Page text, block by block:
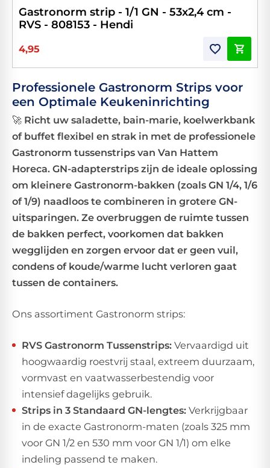
Gastronorm strip - 1/1 GN - 53x2,4 cm -
RVS - 808153 - Hendi
4,95
Professionele Gastronorm Strips voor
een Optimale Keukeninrichting
🚀 Richt uw saladette, bain-marie, koelwerkbank
of buffet flexibel en strak in met de professionele
Gastronorm tussenstrips van Van Hattem
Horeca. GN-adapterstrips zijn de ideale oplossing
om kleinere Gastronorm-bakken (zoals GN 1/4, 1/6
of 1/9) naadloos te combineren in grotere GN-
uitsparingen. Ze overbruggen de ruimte tussen
de bakken perfect, voorkomen dat bakken
wegglijden en zorgen ervoor dat er geen vuil,
condens of koude/warme lucht verloren gaat
tussen de containers.
Ons assortiment Gastronorm strips:
RVS Gastronorm Tussenstrips: Vervaardigd uit
hoogwaardig roestvrij staal, extreem duurzaam,
vormvast en vaatwasserbestendig voor
intensief dagelijks gebruik.
Strips in 3 Standaard GN-lengtes: Verkrijgbaar
in de exacte Gastronorm-maten (zoals 325 mm
voor GN 1/2 en 530 mm voor GN 1/1) om elke
indeling passend te maken.